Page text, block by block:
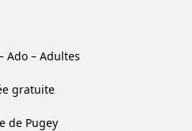
Ado – Adultes
gratuite
de Pugey